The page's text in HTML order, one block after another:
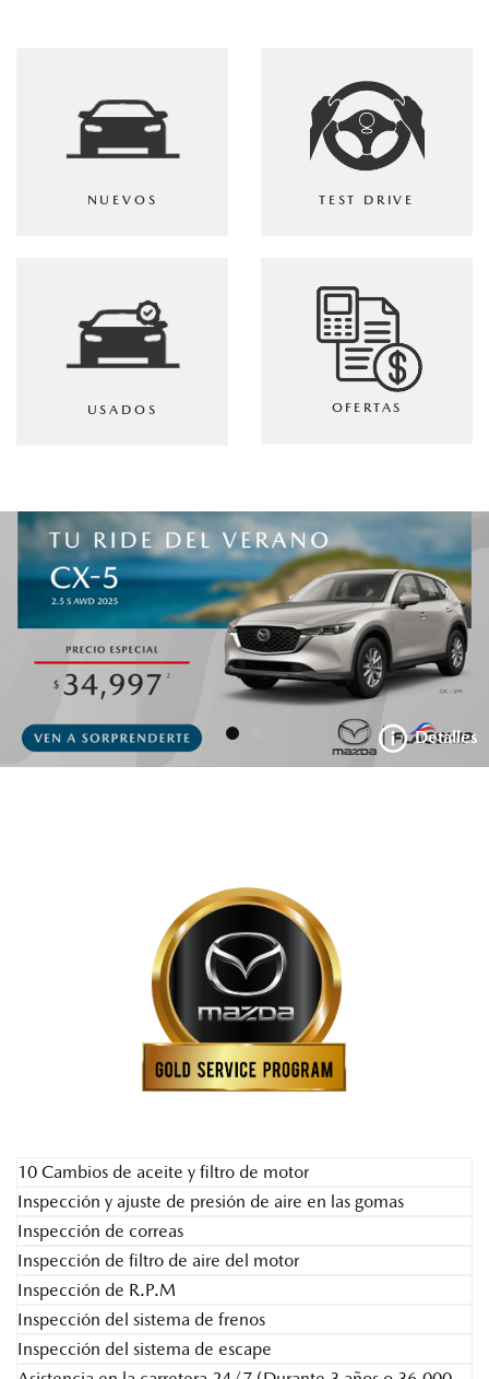
NUEVOS TEST DRIVE
USADOS OFERTAS
Detalles
10 Cambios de aceite y filtro de motor
Inspección y ajuste de presión de aire en las gomas
Inspección de correas
Inspección de filtro de aire del motor
Inspección de R.P.M
Inspección del sistema de frenos
Inspección del sistema de escape